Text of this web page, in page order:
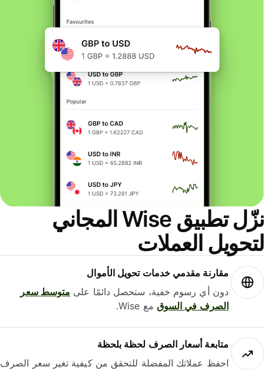
نزّل تطبيق Wise المجاني
العملات
مقارنة مقدمي خدمات تحويل الأموال
دون أي رسوم خفية، ستحصل دائمًا علىمتوسط ​​سعر
الصرف في السوقمع Wise.
متابعة أسعار الصرف لحظة بلحظة
احفظ عملاتك المفضلة للتحقق من كيفية تغير سعر الصرف